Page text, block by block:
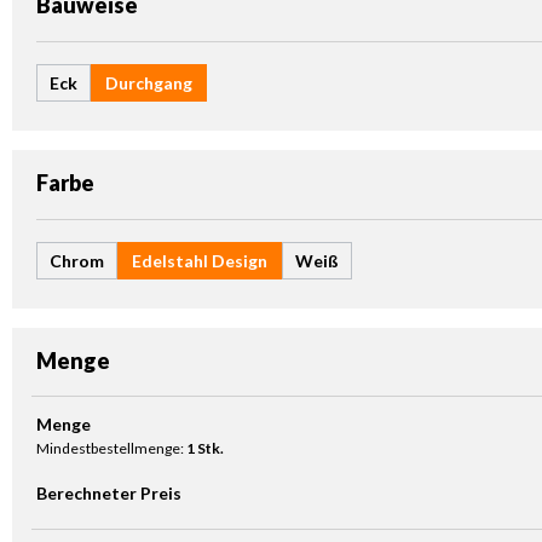
Eck Durchgang
Farbe
Chrom Edelstahl Design Weiß
Menge
Produkt Anzahl: Gib den gewünschten Wert ein oder benutze die
Menge
Mindestbestellmenge: 1 Stk.
Berechneter Preis